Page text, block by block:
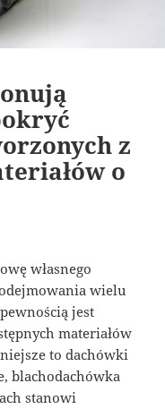
z
o
własnego
wielu
jest
materiałów
to dachówki
blachodachówka
stanowi